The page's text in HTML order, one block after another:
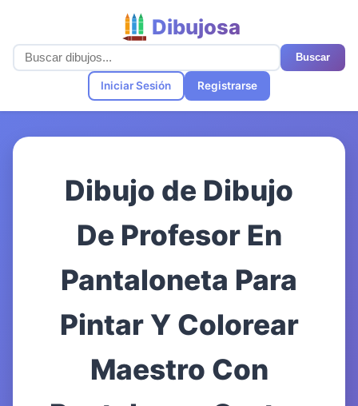
Dibujosa
Buscar
Iniciar Sesión Registrarse
Dibujo de Dibujo
De Profesor En
Pantaloneta Para
Pintar Y Colorear
Maestro Con